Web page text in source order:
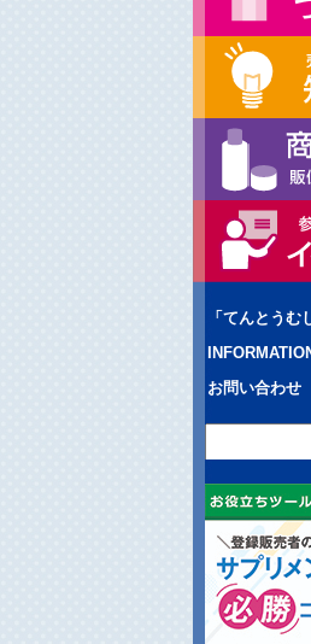
「てんとうむ
お問い合わせ